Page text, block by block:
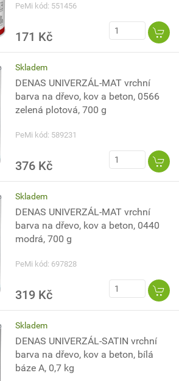
PeMi kód: 551456
171 Kč
Skladem
DENAS UNIVERZÁL-MAT vrchní
barva na dřevo, kov a beton, 0566
zelená plotová, 700 g
PeMi kód: 589231
376 Kč
Skladem
DENAS UNIVERZÁL-MAT vrchní
barva na dřevo, kov a beton, 0440
modrá, 700 g
PeMi kód: 697828
319 Kč
Skladem
DENAS UNIVERZÁL-SATIN vrchní
barva na dřevo, kov a beton, bílá
báze A, 0,7 kg